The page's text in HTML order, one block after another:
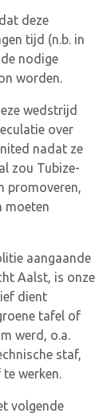
deze
tijd (n.b. in
nodige
worden.
wedstrijd
over
nadat ze
zou Tubize-
promoveren,
moeten
aangaande
Aalst, is onze
dient
tafel of
werd, o.a.
staf,
werken.
volgende